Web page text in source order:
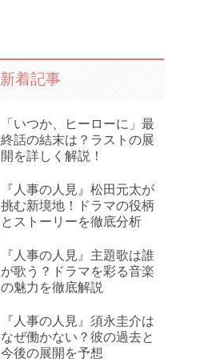
新着記事
「いつか、ヒーローに」最
終話の結末は？ラストの展
開を詳しく解説！
『人事の人見』松田元太が
挑む新境地！ドラマの役柄
とストーリーを徹底分析
『人事の人見』主題歌は誰
が歌う？ドラマを彩る音楽
の魅力を徹底解説
『人事の人見』須永圭介は
なぜ働かない？彼の過去と
今後の展開を予想